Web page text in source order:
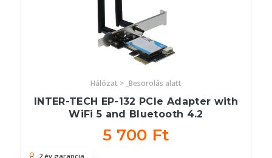
Hálózat > _Besorolás alatt
INTER-TECH EP-132 PCIe Adapter with
WiFi 5 and Bluetooth 4.2
5 700 Ft
2 év garancia